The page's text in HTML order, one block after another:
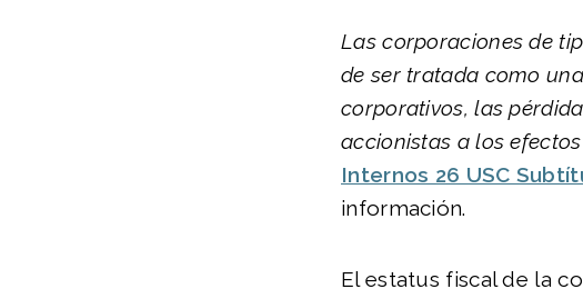
Las corporaciones de
de ser tratada como
corporativos, las
accionistas a los
Internos 26 USC
información.
El estatus fiscal de la